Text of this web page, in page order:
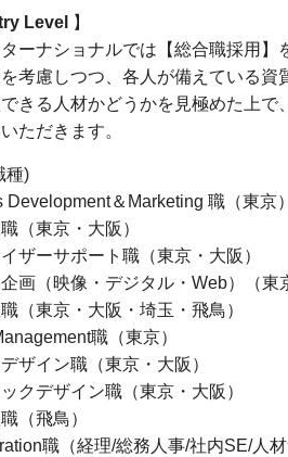
Level
】
ーナショナルでは【総合職採用】
考慮しつつ、各人が備えている資
きる人材かどうかを見極めた上で
ただきます。
種)
Development＆Marketing 職（東京）
（東京・大阪）
ザーサポート職（東京・大阪）
企画（映像・デジタル・Web）（東
（東京・大阪・埼玉・飛鳥）
職（東京）
ザイン職（東京・大阪）
クデザイン職（東京・大阪）
（飛鳥）
職（経理/総務人事/社内SE/人